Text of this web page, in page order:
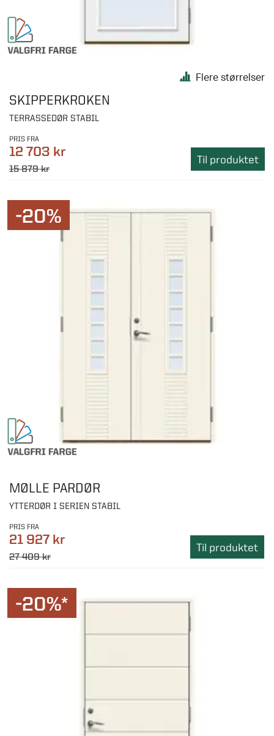
Flere størrelser
SKIPPERKROKEN
TERRASSEDØR STABIL
PRIS FRA
12 703 kr
15 879 kr
Til produktet
-20%
MØLLE PARDØR
YTTERDØR I SERIEN STABIL
PRIS FRA
21 927 kr
27 409 kr
Til produktet
-20%*